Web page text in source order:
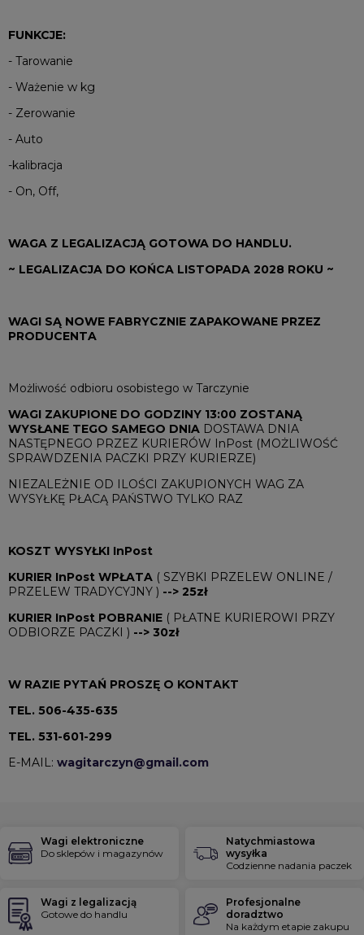
FUNKCJE:
- Tarowanie
- Ważenie w kg
- Zerowanie
- Auto
-kalibracja
- On, Off,
WAGA Z LEGALIZACJĄ GOTOWA DO HANDLU.
~ LEGALIZACJA DO KOŃCA LISTOPADA 2028 ROKU ~
WAGI SĄ NOWE FABRYCZNIE ZAPAKOWANE PRZEZ
PRODUCENTA
Możliwość odbioru osobistego w Tarczynie
WAGI ZAKUPIONE DO GODZINY 13:00 ZOSTANĄ
WYSŁANE TEGO SAMEGO DNIA DOSTAWA DNIA
NASTĘPNEGO PRZEZ KURIERÓW InPost (MOŻLIWOŚĆ
SPRAWDZENIA PACZKI PRZY KURIERZE)
NIEZALEŻNIE OD ILOŚCI ZAKUPIONYCH WAG ZA
WYSYŁKĘ PŁACĄ PAŃSTWO TYLKO RAZ
KOSZT WYSYŁKI InPost
KURIER InPost WPŁATA ( SZYBKI PRZELEW ONLINE /
PRZELEW TRADYCYJNY ) --> 25zł
KURIER InPost POBRANIE ( PŁATNE KURIEROWI PRZY
ODBIORZE PACZKI ) --> 30zł
W RAZIE PYTAŃ PROSZĘ O KONTAKT
TEL. 506-435-635
TEL. 531-601-299
E-MAIL: wagitarczyn@gmail.com
Wagi elektroniczne
Do sklepów i magazynów
Natychmiastowa
wysyłka
Codzienne nadania paczek
Wagi z legalizacją
Gotowe do handlu
Profesjonalne
doradztwo
Na każdym etapie zakupu